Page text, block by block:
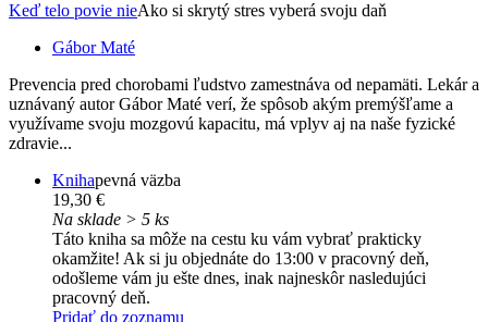
Keď telo povie nieAko si skrytý stres vyberá svoju daň
Gábor Maté
Prevencia pred chorobami ľudstvo zamestnáva od nepamäti. Lekár a
uznávaný autor Gábor Maté verí, že spôsob akým premýšľame a
využívame svoju mozgovú kapacitu, má vplyv aj na naše fyzické
zdravie...
Knihapevná väzba
19,30 €
Na sklade > 5 ks
Táto kniha sa môže na cestu ku vám vybrať prakticky
okamžite! Ak si ju objednáte do 13:00 v pracovný deň,
odošleme vám ju ešte dnes, inak najneskôr nasledujúci
pracovný deň.
Pridať do zoznamu